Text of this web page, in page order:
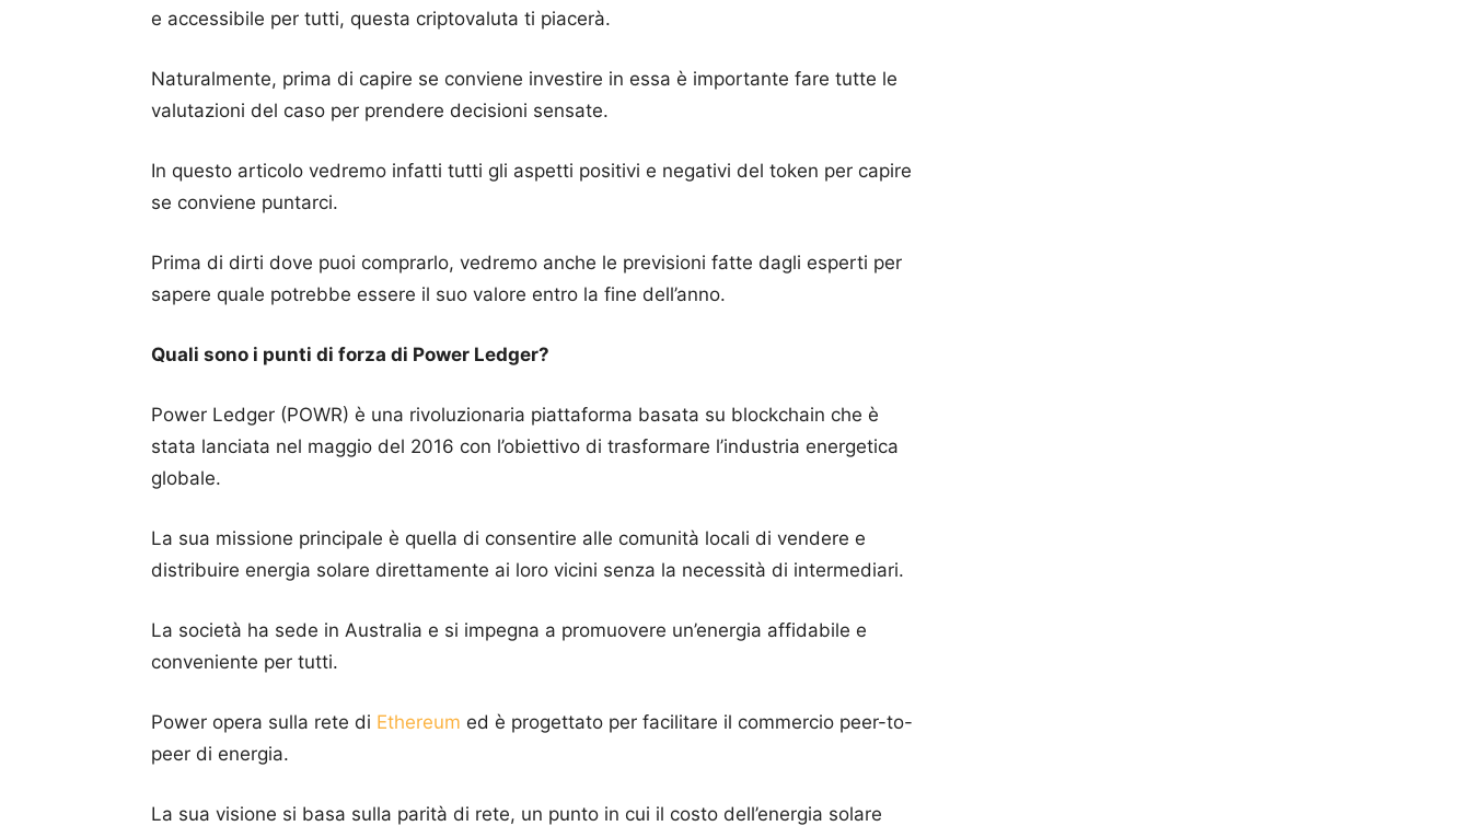
e accessibile per tutti, questa criptovaluta ti piacerà.
Naturalmente, prima di capire se conviene investire in essa è importante fare tutte le
valutazioni del caso per prendere decisioni sensate.
In questo articolo vedremo infatti tutti gli aspetti positivi e negativi del token per capire
se conviene puntarci.
Prima di dirti dove puoi comprarlo, vedremo anche le previsioni fatte dagli esperti per
sapere quale potrebbe essere il suo valore entro la fine dell’anno.
Quali sono i punti di forza di Power Ledger?
Power Ledger (POWR) è una rivoluzionaria piattaforma basata su blockchain che è
stata lanciata nel maggio del 2016 con l’obiettivo di trasformare l’industria energetica
globale.
La sua missione principale è quella di consentire alle comunità locali di vendere e
distribuire energia solare direttamente ai loro vicini senza la necessità di intermediari.
La società ha sede in Australia e si impegna a promuovere un’energia affidabile e
conveniente per tutti.
Power opera sulla rete di Ethereum ed è progettato per facilitare il commercio peer-to-
peer di energia.
La sua visione si basa sulla parità di rete, un punto in cui il costo dell’energia solare